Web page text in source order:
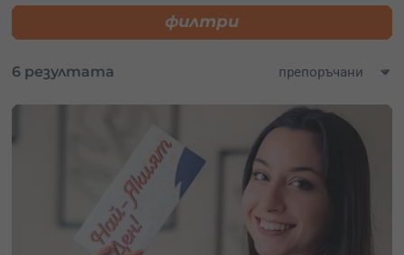
уникалните преживявания, които Сопот и неговите
околности предлагат. Избериидеалния подарък
себе си или за своите близки –ваучер за незабравимо
приключение
филтри
6 резултата